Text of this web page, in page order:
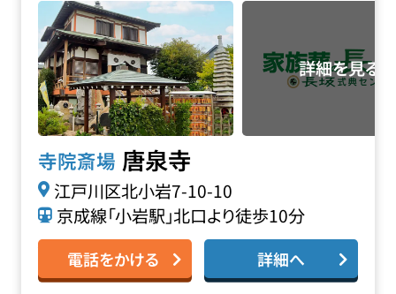
寺院斎場 唐泉寺
江戸川区北小岩7-10-10
京成線「小岩駅」北口より徒歩10分
電話をかける 詳細へ